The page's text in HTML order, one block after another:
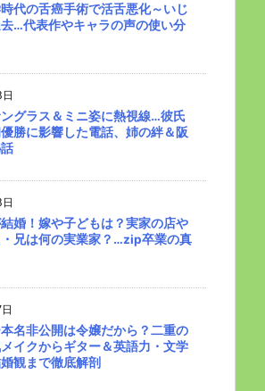
代の舌癌手術で活舌悪化～いじ
…代表作やキャラの声の使い分
グラス＆ミニ姿に熱視線…彼氏
勝に影響した電話、姉の絆＆阪
婚！嫁や子どもは？実家の店や
兄は何の実業家？…zip卒業の真
名非公開は令嬢だから？二重の
イクからギター＆英語力・文学
観まで徹底解剖